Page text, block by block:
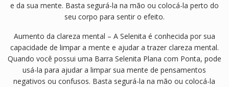
e da sua mente. Basta segurá-la na mão ou colocá-la perto do
seu corpo para sentir o efeito.
Aumento da clareza mental – A Selenita é conhecida por sua
capacidade de limpar a mente e ajudar a trazer clareza mental.
Quando você possui uma Barra Selenita Plana com Ponta, pode
usá-la para ajudar a limpar sua mente de pensamentos
negativos ou confusos. Basta segurá-la na mão ou colocá-la